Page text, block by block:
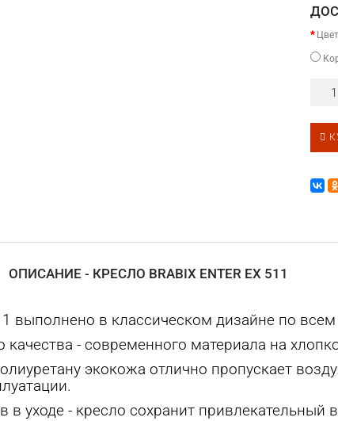
Цвет
ОПИСАНИЕ - КРЕСЛО BRABIX ENTER EX 511
выполнено в классическом дизайне по
- современного материала на
экокожа отлично пропускает
в уходе - кресло сохранит привлекательный